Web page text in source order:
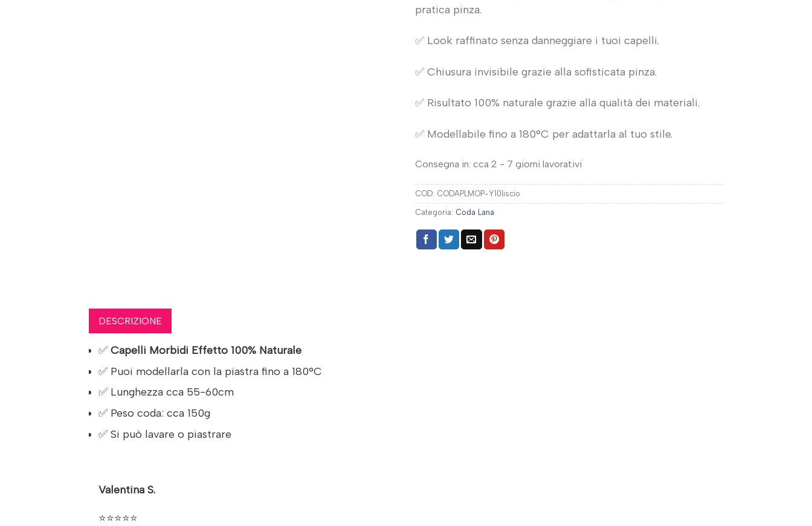
pratica pinza.
✅ Look raffinato senza danneggiare i tuoi capelli.
✅ Chiusura invisibile grazie alla sofisticata pinza.
✅ Risultato 100% naturale grazie alla qualità dei materiali.
✅ Modellabile fino a 180°C per adattarla al tuo stile.
Consegna in: cca 2 - 7 giorni lavorativi
COD: CODAPLMOP-Y10liscio
Categoria: Coda Lana
DESCRIZIONE
✅ Capelli Morbidi Effetto 100% Naturale
✅ Puoi modellarla con la piastra fino a 180°C
✅ Lunghezza cca 55-60cm
✅ Peso coda: cca 150g
✅ Si può lavare o piastrare
Valentina S.
⭐⭐⭐⭐⭐